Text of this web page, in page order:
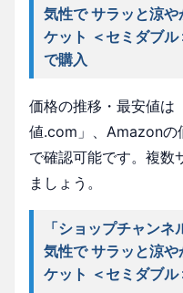
気性で サラッと涼
ケット ＜セミダブ
で購入
価格の推移・最安値は
値.com」、Amazonの
で確認可能です。複数
ましょう。
「ショップチャン
気性で サラッと涼
ケット ＜セミダブ